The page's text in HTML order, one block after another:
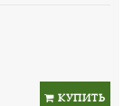
КУПИТЬ